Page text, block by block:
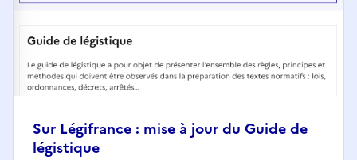
Sur Légifrance : mise à jour du Guide de
légistique